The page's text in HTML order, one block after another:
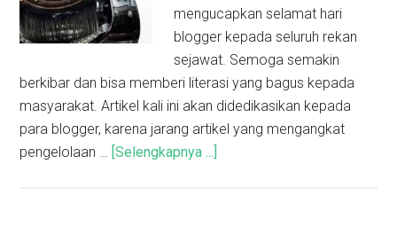
mengucapkan selamat hari
blogger kepada seluruh rekan
sejawat. Semoga semakin
berkibar dan bisa memberi literasi yang bagus kepada
masyarakat. Artikel kali ini akan didedikasikan kepada
para blogger, karena jarang artikel yang mengangkat
pengelolaan … [Selengkapnya ...]